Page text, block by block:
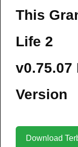
This
Life 2
v0.75.07
Version